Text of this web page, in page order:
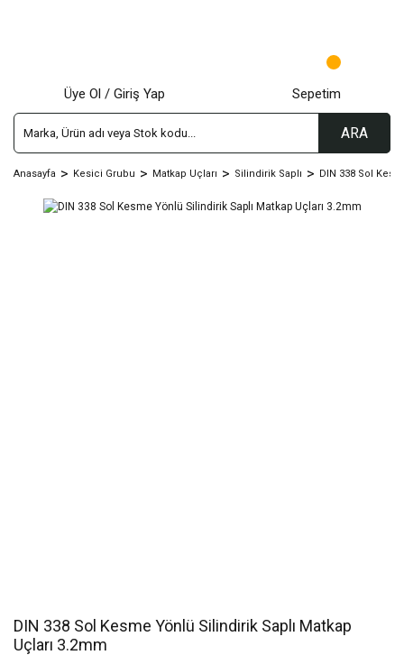
ARA
Üye Ol / Giriş Yap Sepetim
Anasayfa Kesici Grubu Matkap Uçları Silindirik Saplı DIN 338 Sol
DIN 338 Sol Kesme Yönlü Silindirik Saplı Matkap
Uçları 3.2mm